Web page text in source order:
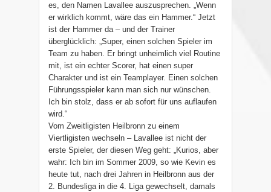
es, den Namen Lavallee auszusprechen. „Wenn
er wirklich kommt, wäre das ein Hammer.“ Jetzt
ist der Hammer da – und der Trainer
überglücklich: „Super, einen solchen Spieler im
Team zu haben. Er bringt unheimlich viel Routine
mit, ist ein echter Scorer, hat einen super
Charakter und ist ein Teamplayer. Einen solchen
Führungsspieler kann man sich nur wünschen.
Ich bin stolz, dass er ab sofort für uns auflaufen
wird.“
Vom Zweitligisten Heilbronn zu einem
Viertligisten wechseln – Lavallee ist nicht der
erste Spieler, der diesen Weg geht: „Kurios, aber
wahr: Ich bin im Sommer 2009, so wie Kevin es
heute tut, nach drei Jahren in Heilbronn aus der
2. Bundesliga in die 4. Liga gewechselt, damals